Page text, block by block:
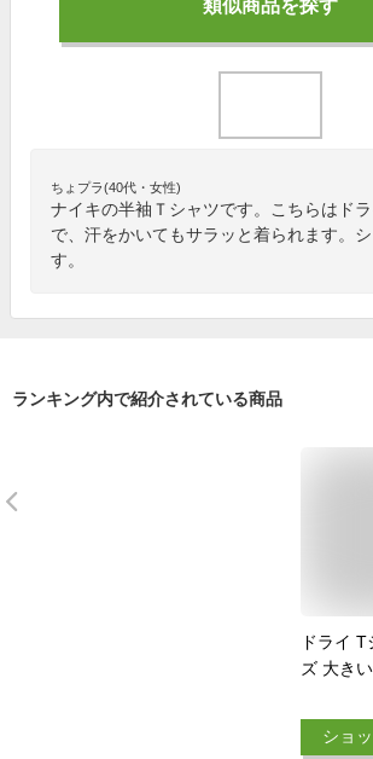
類似商品を探す
ちょプラ(40代・女性)
ナイキの半袖Ｔシャツです。こちらはド
で、汗をかいてもサラッと着られます。
す。
ランキング内で紹介されている商品
ドライ
ズ 大き
速乾 ド
無地 3L
ショ